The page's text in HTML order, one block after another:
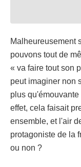
Malheureusement
pouvons tout de
« va faire tout son
peut imaginer non
plus
effet, cela faisait
ensemble, et l'air
protagoniste de la
ou non ?